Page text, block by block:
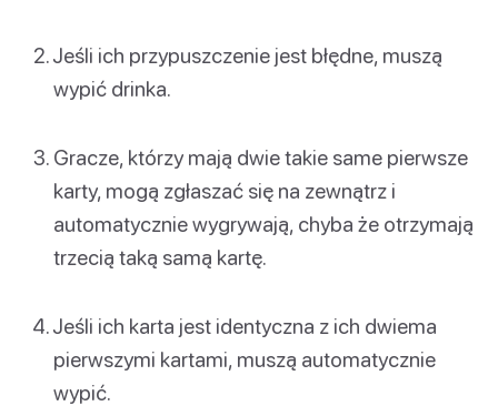
Jeśli ich przypuszczenie jest błędne, muszą
wypić drinka.
Gracze, którzy mają dwie takie same pierwsze
karty, mogą zgłaszać się na zewnątrz i
automatycznie wygrywają, chyba że otrzymają
trzecią taką samą kartę.
Jeśli ich karta jest identyczna z ich dwiema
pierwszymi kartami, muszą automatycznie
wypić.